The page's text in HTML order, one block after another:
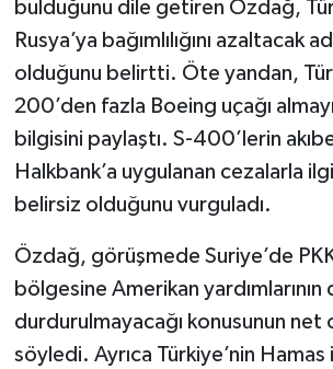
bulduğunu dile getiren Özdağ,
Rusya’ya bağımlılığını azaltacak
olduğunu belirtti. Öte yandan,
200’den fazla Boeing uçağı
bilgisini paylaştı. S-400’lerin
Halkbank’a uygulanan cezalarla
belirsiz olduğunu vurguladı.
Özdağ, görüşmede Suriye’de
bölgesine Amerikan
durdurulmayacağı konusunun net
söyledi. Ayrıca Türkiye’nin Hamas